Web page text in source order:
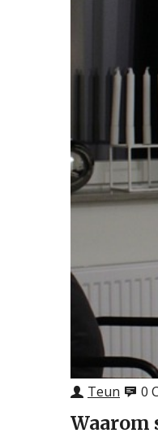
Teun 0
Waarom